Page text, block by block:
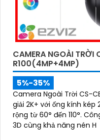
CAMERA NGOÀI
R100(4MP+4MP)
5%-35%
Camera Ngoài Trời CS-
giải 2K+ với ống kính
rộng từ 60° đến 110°. Công nghệ chống ngược sáng DNR
3D cùng khả năng nén H